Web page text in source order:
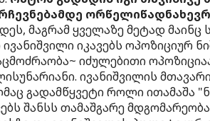
მაგრამ ყველაზე მეტად მაინც
იკავებს ოპოზიციურ
იძულებითი
ივანიშვილის
გადამწყვეტი როლი ითამაშა
შანსს თამაშგარე